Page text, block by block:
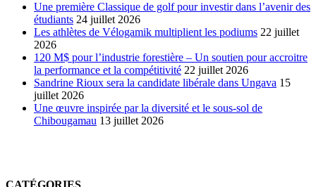
Une première Classique de golf pour investir dans l’avenir des
étudiants 24 juillet 2026
Les athlètes de Vélogamik multiplient les podiums 22 juillet
2026
120 M$ pour l’industrie forestière – Un soutien pour accroitre
la performance et la compétitivité 22 juillet 2026
Sandrine Rioux sera la candidate libérale dans Ungava 15
juillet 2026
Une œuvre inspirée par la diversité et le sous-sol de
Chibougamau 13 juillet 2026